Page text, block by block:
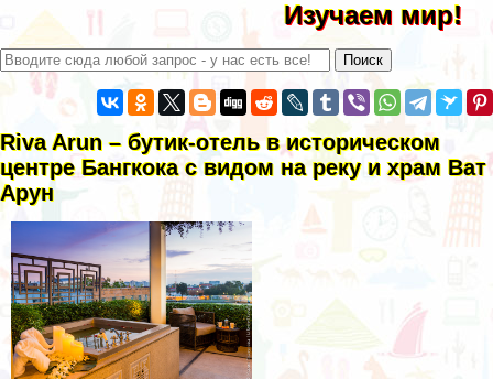
Изучаем мир!
Riva Arun – бутик-отель в историческом
центре Бангкока с видом на реку и храм Ват
Арун